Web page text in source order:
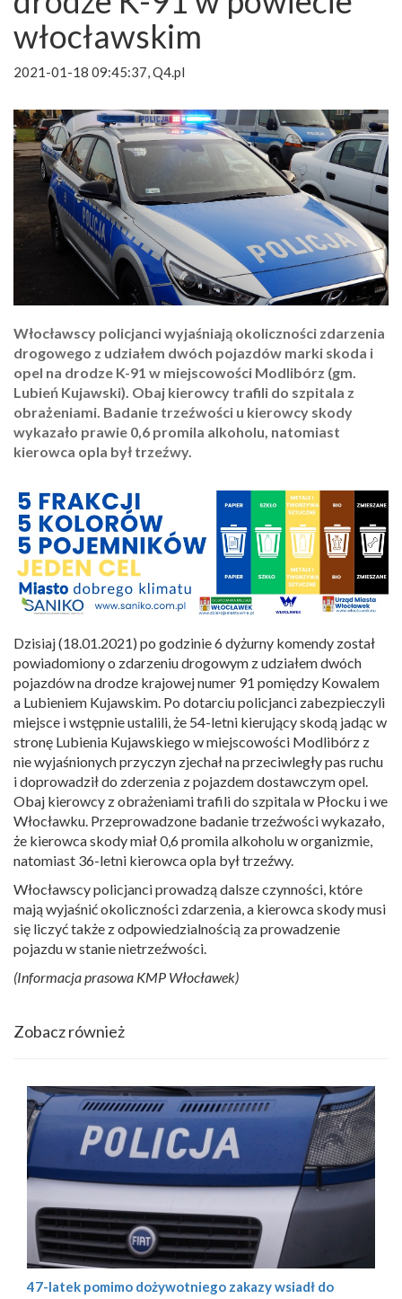
włocławskim
2021-01-18 09:45:37, Q4.pl
Włocławscy policjanci wyjaśniają okoliczności zdarzenia
drogowego z udziałem dwóch pojazdów marki skoda i
opel na drodze K-91 w miejscowości Modlibórz (gm.
Lubień Kujawski). Obaj kierowcy trafili do szpitala z
obrażeniami. Badanie trzeźwości u kierowcy skody
wykazało prawie 0,6 promila alkoholu, natomiast
kierowca opla był trzeźwy.
Dzisiaj (18.01.2021) po godzinie 6 dyżurny komendy został
powiadomiony o zdarzeniu drogowym z udziałem dwóch
pojazdów na drodze krajowej numer 91 pomiędzy Kowalem
a Lubieniem Kujawskim. Po dotarciu policjanci zabezpieczyli
miejsce i wstępnie ustalili, że 54-letni kierujący skodą jadąc w
stronę Lubienia Kujawskiego w miejscowości Modlibórz z
nie wyjaśnionych przyczyn zjechał na przeciwległy pas ruchu
i doprowadził do zderzenia z pojazdem dostawczym opel.
Obaj kierowcy z obrażeniami trafili do szpitala w Płocku i we
Włocławku. Przeprowadzone badanie trzeźwości wykazało,
że kierowca skody miał 0,6 promila alkoholu w organizmie,
natomiast 36-letni kierowca opla był trzeźwy.
Włocławscy policjanci prowadzą dalsze czynności, które
mają wyjaśnić okoliczności zdarzenia, a kierowca skody musi
się liczyć także z odpowiedzialnością za prowadzenie
pojazdu w stanie nietrzeźwości.
(Informacja prasowa KMP Włocławek)
Zobacz również
47-latek pomimo dożywotniego zakazy wsiadł do